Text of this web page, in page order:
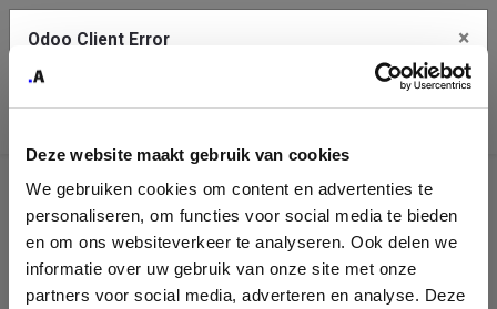
Deze website maakt gebruik van cookies
We gebruiken cookies om content en advertenties te
personaliseren, om functies voor social media te bieden
en om ons websiteverkeer te analyseren. Ook delen we
informatie over uw gebruik van onze site met onze
partners voor social media, adverteren en analyse. Deze
Company
Identification
Please fill in your company details
Odoo Client Error ×
service.
See details